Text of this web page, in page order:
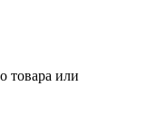
товара или